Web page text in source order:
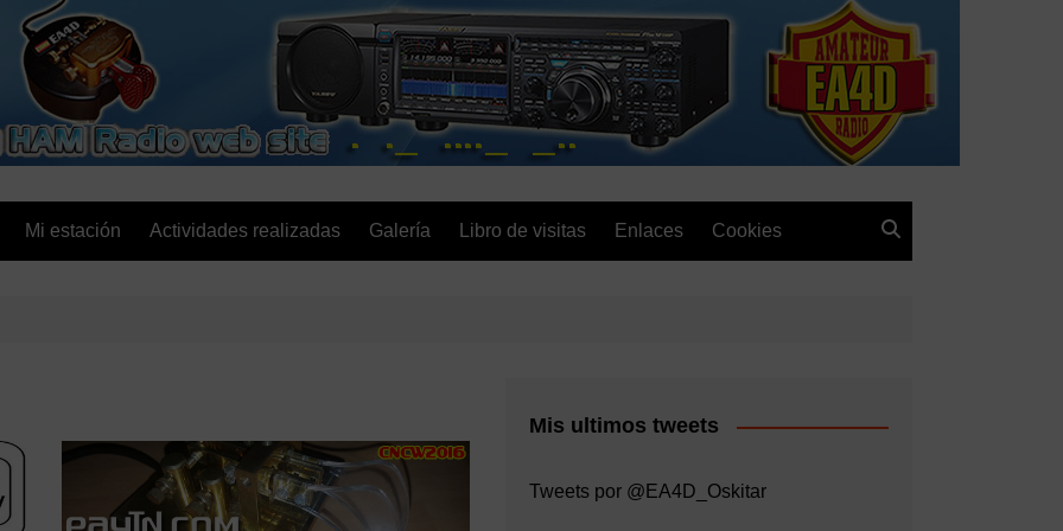
EA4D.es
Mi estación Actividades realizadas Galería Libro de visitas Enlaces Cookies
Mis ultimos tweets
Tweets por @EA4D_Oskitar